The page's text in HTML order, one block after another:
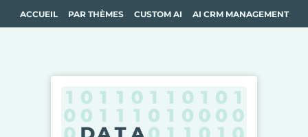
ACCUEIL PAR THÈMES CUSTOM AI AI CRM MANAGEMENT